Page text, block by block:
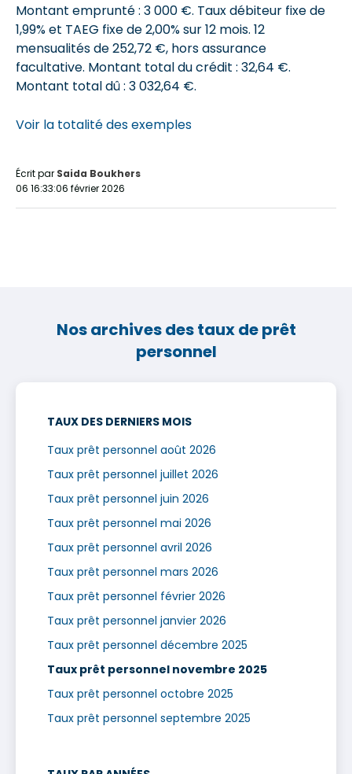
Montant emprunté : 3 000 €. Taux débiteur fixe de
1,99% et TAEG fixe de 2,00%sur 12 mois. 12
mensualités de 252,72 €, hors assurance
facultative. Montant total du crédit : 32,64 €.
Montant total dû : 3 032,64 €.
Voir la totalité des exemples
Écrit par Saida Boukhers
06 16:33:06 février 2026
Nos archives des taux de prêt
personnel
TAUX DES DERNIERS MOIS
Taux prêt personnel août 2026
Taux prêt personnel juillet 2026
Taux prêt personnel juin 2026
Taux prêt personnel mai 2026
Taux prêt personnel avril 2026
Taux prêt personnel mars 2026
Taux prêt personnel février 2026
Taux prêt personnel janvier 2026
Taux prêt personnel décembre 2025
Taux prêt personnel novembre 2025
Taux prêt personnel octobre 2025
Taux prêt personnel septembre 2025